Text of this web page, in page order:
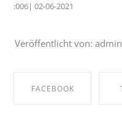
:006| 02-06-2021
Veröffentlicht von:
FACEBOOK